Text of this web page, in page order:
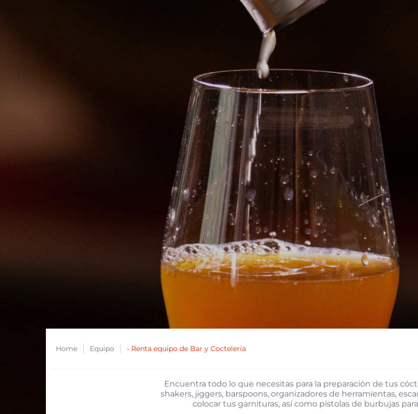
Home Equipo - Renta equipo de Bar y Coctelería
Encuentra todo lo que necesitas para la preparación de tus
shakers, jiggers, barspoons, organizadores de herramientas,
colocar tus garnituras, así como pistolas de burbujas